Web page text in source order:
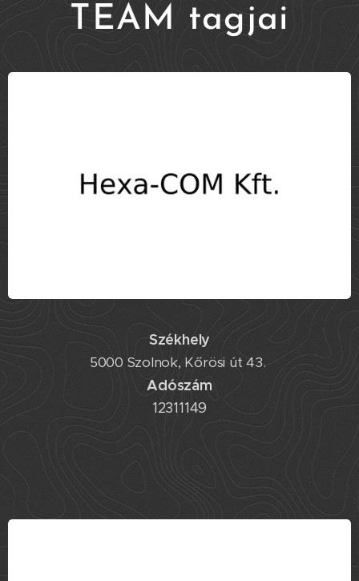
TEAM tagjai
Székhely
5000 Szolnok, Kőrösi út 43.
Adószám
12311149